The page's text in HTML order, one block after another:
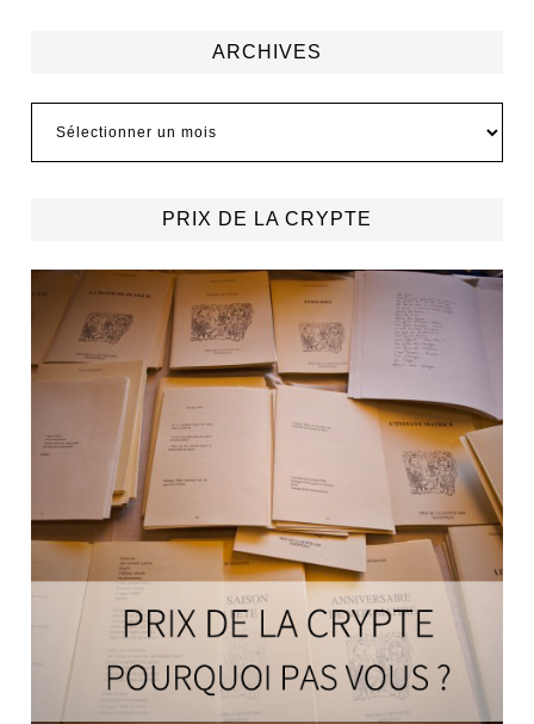
ARCHIVES
PRIX DE LA CRYPTE